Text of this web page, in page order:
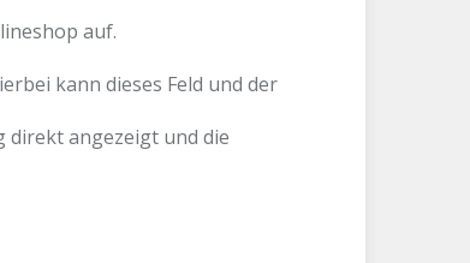
auf.
kann dieses Feld und der
direkt angezeigt und die